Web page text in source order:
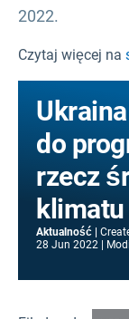
2022.
Czytaj więcej na
do
rzecz
klimatu
Aktualność
28 Jun 2022